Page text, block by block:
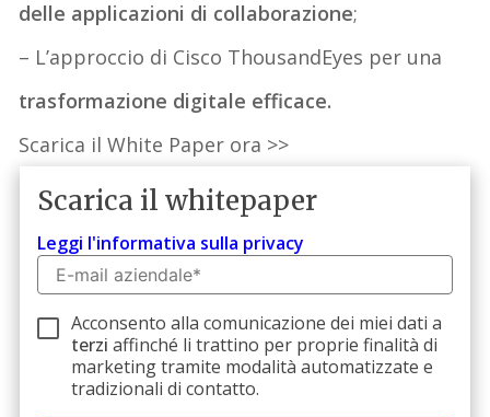
delle applicazioni di collaborazione;
– L’approccio di Cisco ThousandEyes per una
trasformazione digitale efficace.
Scarica il White Paper ora >>
Scarica il whitepaper
Leggi l'informativa sulla privacy
Acconsento alla comunicazione dei miei dati a
terzi affinché li trattino per proprie finalità di
marketing tramite modalità automatizzate e
tradizionali di contatto.